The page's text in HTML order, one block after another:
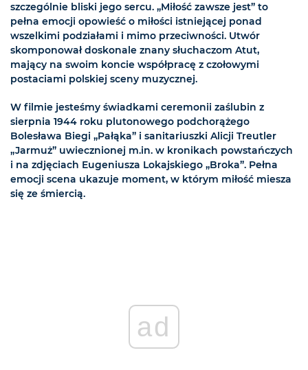
szczególnie bliski jego sercu. „Miłość zawsze jest” to
pełna emocji opowieść o miłości istniejącej ponad
wszelkimi podziałami i mimo przeciwności. Utwór
skomponował doskonale znany słuchaczom Atut,
mający na swoim koncie współpracę z czołowymi
postaciami polskiej sceny muzycznej.
W filmie jesteśmy świadkami ceremonii zaślubin z
sierpnia 1944 roku plutonowego podchorążego
Bolesława Biegi „Pałąka” i sanitariuszki Alicji Treutler
„Jarmuż” uwiecznionej m.in. w kronikach powstańczych
i na zdjęciach Eugeniusza Lokajskiego „Broka”. Pełna
emocji scena ukazuje moment, w którym miłość miesza
się ze śmiercią.
ad